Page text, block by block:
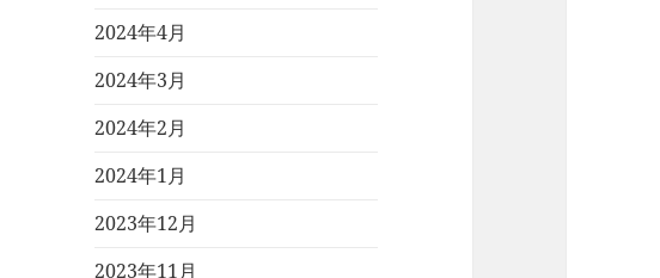
2024年4月
2024年3月
2024年2月
2024年1月
2023年12月
2023年11月